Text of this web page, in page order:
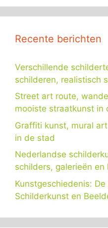
Recente berichten
Verschillende
schilderen, realistisch
Street art route,
mooiste straatkunst in
Graffiti kunst, mural
in de stad
Nederlandse
schilders, galerieën en
Kunstgeschiedenis:
Schilderkunst en